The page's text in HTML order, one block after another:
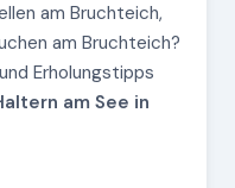
am Bruchteich,
am Bruchteich?
Erholungstipps
am See in